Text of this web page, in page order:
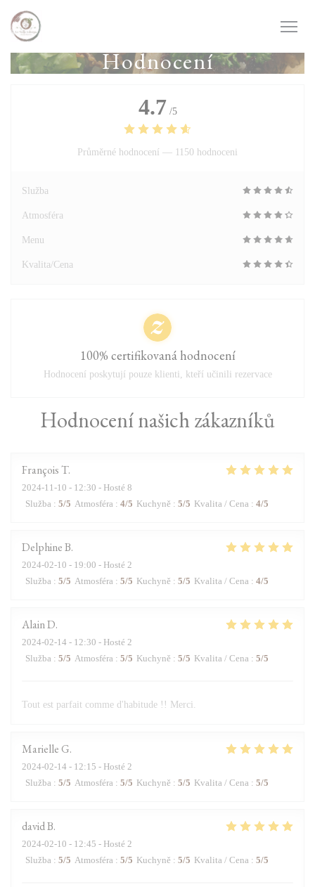
Panel pro správu cookies
Hodnocení
Hodnocení našich zákazníků
FrançoisT
2024-11-10 - 12:30 - Hosté 8
Služba : 5/5 Atmosféra : 4/5 Kuchyně : 5/5 Kvalita / Cena : 4/5
DelphineB
2024-02-10 - 19:00 - Hosté 2
Služba : 5/5 Atmosféra : 5/5 Kuchyně : 5/5 Kvalita / Cena : 4/5
AlainD
2024-02-14 - 12:30 - Hosté 2
Služba : 5/5 Atmosféra : 5/5 Kuchyně : 5/5 Kvalita / Cena : 5/5
Tout est parfait comme d'habitude !! Merci.
MarielleG
2024-02-14 - 12:15 - Hosté 2
Služba : 5/5 Atmosféra : 5/5 Kuchyně : 5/5 Kvalita / Cena : 5/5
davidB
2024-02-10 - 12:45 - Hosté 2
Služba : 5/5 Atmosféra : 5/5 Kuchyně : 5/5 Kvalita / Cena : 5/5
4.7 /5
Průměrné hodnocení — 1150 hodnoceni
Služba
Atmosféra
Menu
Kvalita/Cena
100% certifikovaná hodnocení
Hodnocení poskytují pouze klienti, kteří učinili rezervace